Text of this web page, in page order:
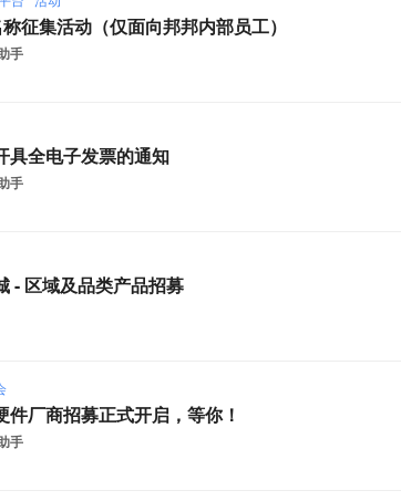
征集活动（仅面向邦邦内部员工）
手
具全电子发票的通知
手
- 区域及品类产品招募
件厂商招募正式开启，等你！
手